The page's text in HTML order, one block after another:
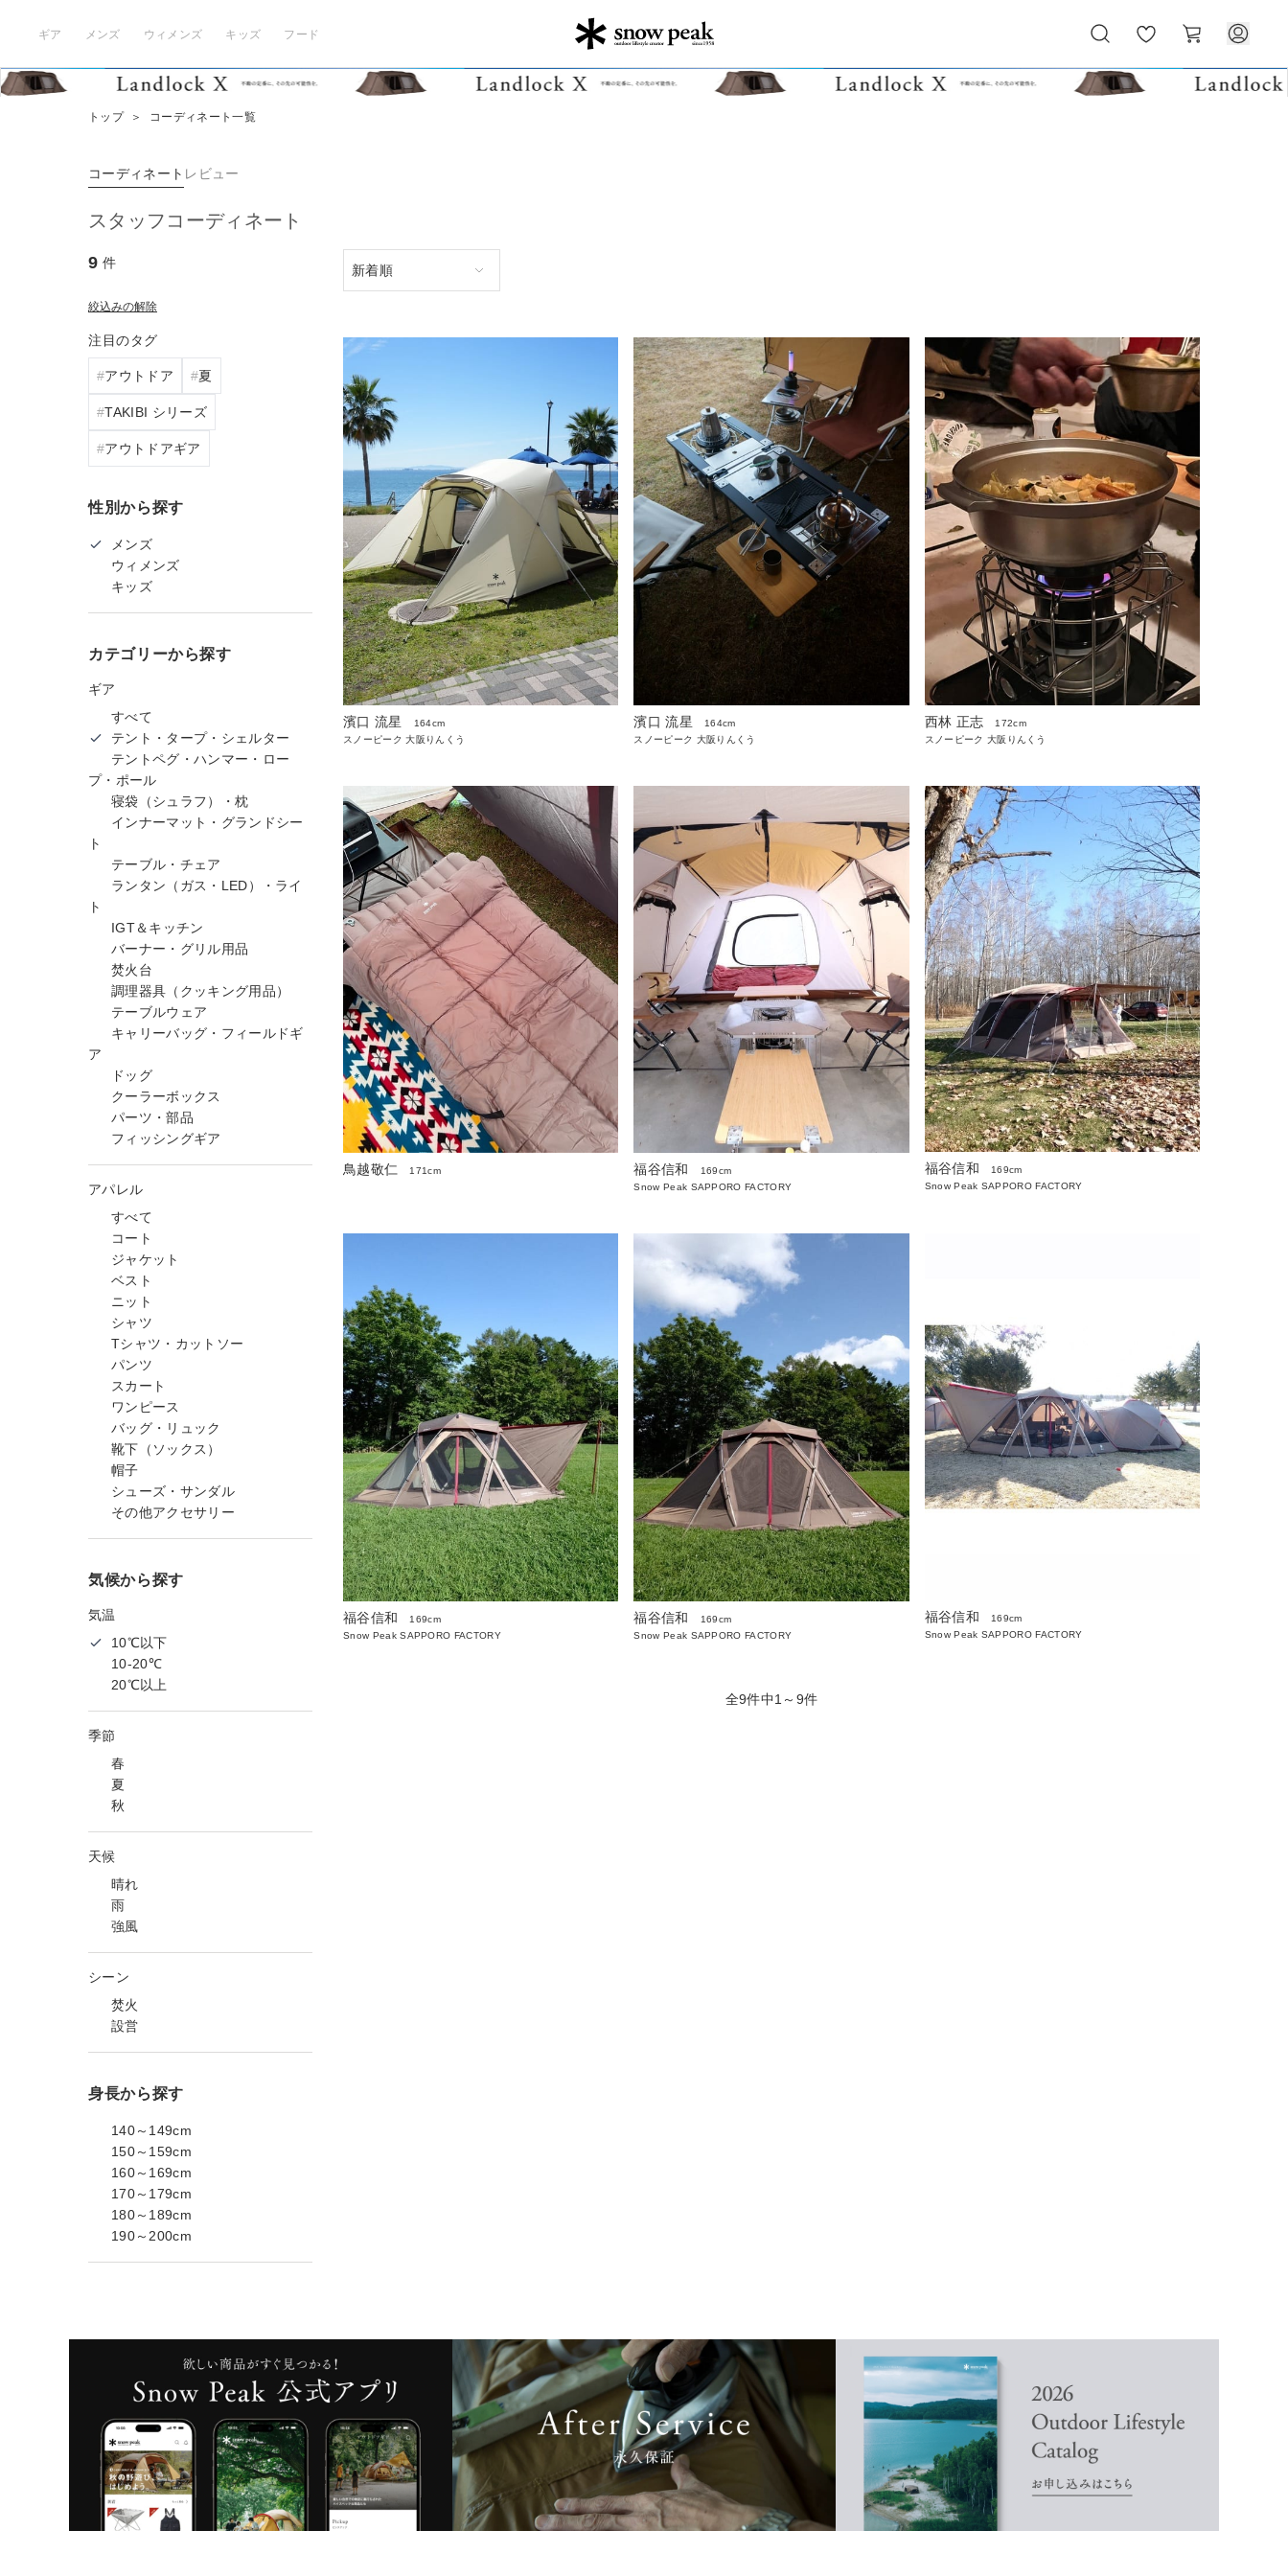
ギア メンズ ウィメンズ キッズ フード
気
に
ー
ト
トップ ＞ コーディネート一覧
コーディネート レビュー
スタッフコーディネート
9 件
絞込みの解除
注目のタグ
アウトドア 夏
TAKIBI シリーズ
アウトドアギア
性別から探す
メンズ
ウィメンズ
キッズ
カテゴリーから探す
ギア
すべて
テント・タープ・シェルター
テントペグ・ハンマー・ロー
プ・ポール
寝袋（シュラフ）・枕
インナーマット・グランドシー
ト
テーブル・チェア
ランタン（ガス・LED）・ライ
ト
IGT＆キッチン
バーナー・グリル用品
焚火台
調理器具（クッキング用品）
テーブルウェア
キャリーバッグ・フィールドギ
ア
ドッグ
クーラーボックス
パーツ・部品
フィッシングギア
アパレル
すべて
コート
ジャケット
ベスト
ニット
シャツ
Tシャツ・カットソー
パンツ
スカート
ワンピース
バッグ・リュック
靴下（ソックス）
帽子
シューズ・サンダル
その他アクセサリー
気候から探す
気温
10℃以下
10-20℃
20℃以上
季節
春
夏
秋
天候
晴れ
雨
強風
シーン
焚火
設営
身長から探す
140～149cm
150～159cm
160～169cm
170～179cm
180～189cm
190～200cm
濱口 流星
164cm
スノーピーク 大阪りんくう
濱口 流星
164cm
スノーピーク 大阪りんくう
西林 正志
172cm
スノーピーク 大阪りんくう
鳥越敬仁 171cm 福谷信和
169cm
Snow Peak SAPPORO FACTORY
福谷信和
169cm
Snow Peak SAPPORO FACTORY
福谷信和
169cm
Snow Peak SAPPORO FACTORY
福谷信和
169cm
Snow Peak SAPPORO FACTORY
福谷信和
169cm
Snow Peak SAPPORO FACTORY
全9件中1～9件